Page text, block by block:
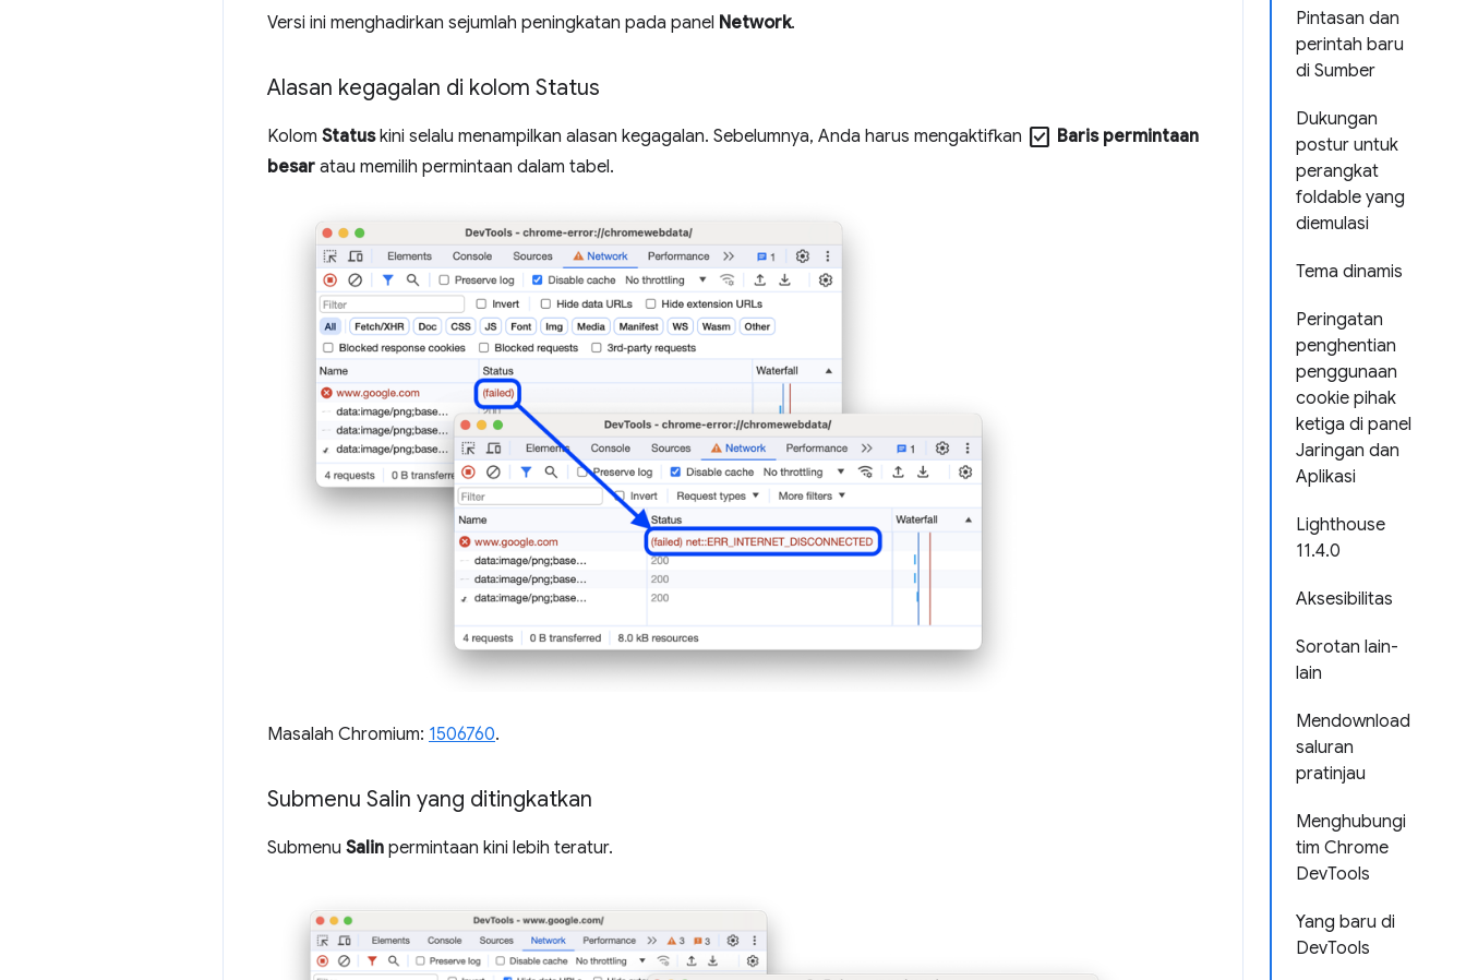
Pintasan dan
perintah baru
di Sumber
Dukungan
postur untuk
perangkat
foldable yang
diemulasi
Tema dinamis
Peringatan
penghentian
penggunaan
cookie pihak
ketiga di panel
Jaringan dan
Aplikasi
Lighthouse
11.4.0
Aksesibilitas
Sorotan lain-
lain
Mendownload
saluran
pratinjau
Menghubungi
tim Chrome
DevTools
Yang baru di
DevTools
Versi ini menghadirkan sejumlah peningkatan pada panel Network.
Alasan kegagalan di kolom Status
Kolom Statuskini selalu menampilkan alasan kegagalan. Sebelumnya, Anda harus mengaktifkan check_box Baris permintaan
besar atau memilih permintaan dalam tabel.
Masalah Chromium: 1506760.
Submenu Salin yang ditingkatkan
Submenu Salin permintaan kini lebih teratur.